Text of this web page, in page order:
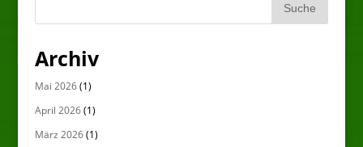
Archiv
Mai 2026(1)
April 2026(1)
März 2026(1)